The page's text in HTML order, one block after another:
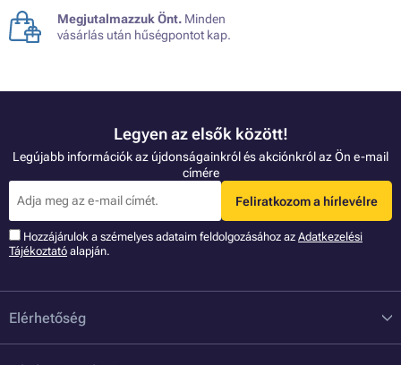
Megjutalmazzuk Önt. Minden
vásárlás után hűségpontot kap.
Legyen az elsők között!
Legújabb információk az újdonságainkról és akciónkról az Ön e-mail
címére
Feliratkozom a hírlevélre
Hozzájárulok a szémelyes adataim feldolgozásához az Adatkezelési
Tájékoztató alapján.
Elérhetőség